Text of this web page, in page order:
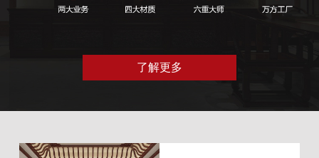
了解更多